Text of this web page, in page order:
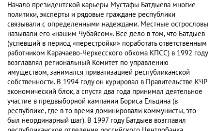
Начало президентской карьеры Мустафы Батдыева многие
политики, эксперты и рядовые граждане республики
связывали с определенными надеждами. Местные острословы
называли его «нашим Чубайсом». Все дело в том, что Батдыев
(успевший в период «перестройки» поработать ответственным
работником Карачаево-Черкесского обкома КПСС) в 1992 году
возглавлял региональный Комитет по управлению
имуществом, занимался приватизацией республиканской
собственности. В 1994 году он курировал в Правительстве КЧР
экономический блок, а спустя два года принимал деятельное
участие в предвыборной кампании Бориса Ельцина (в
республике, где в то время доминировали коммунисты, это
был неординарный шаг). В 1997 году Батдыев возглавил